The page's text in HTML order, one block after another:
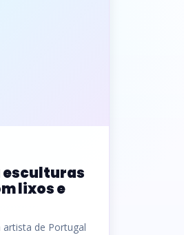
lixos e
de Portugal